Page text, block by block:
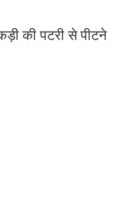
की पटरी से पीटने